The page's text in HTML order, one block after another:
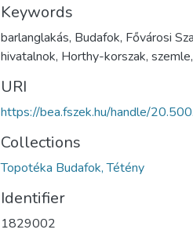
Keywords
barlanglakás, Budafok, Fővárosi
hivatalnok, Horthy-korszak,
URI
https://bea.fszek.hu/handle/
Collections
Topotéka Budafok, Tétény
Identifier
1829002